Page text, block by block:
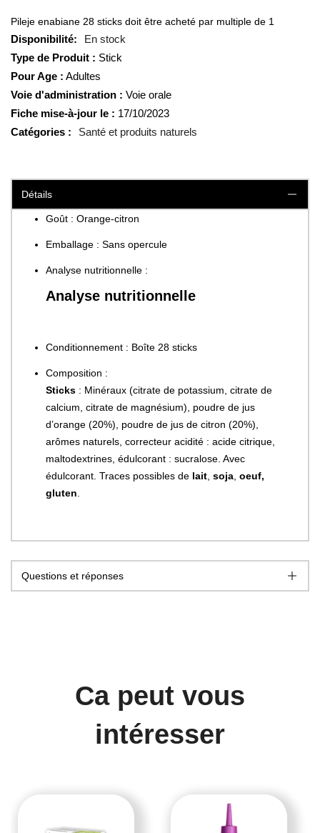
Pileje enabiane 28 sticks doit être acheté par multiple de 1
En stock
Type de Produit : Stick
Pour Age : Adultes
Voie d'administration : Voie orale
Fiche mise-à-jour le : 17/10/2023
Catégories :
Santé et produits naturels
Détails
Goût : Orange-citron
Emballage : Sans opercule
Analyse nutritionnelle :
Analyse nutritionnelle
Conditionnement : Boîte 28 sticks
Composition :
Sticks : Minéraux (citrate de potassium, citrate de
calcium, citrate de magnésium), poudre de jus
d’orange (20%), poudre de jus de citron (20%),
arômes naturels, correcteur acidité : acide citrique,
maltodextrines, édulcorant : sucralose. Avec
édulcorant. Traces possibles de lait soja oeuf,
gluten
Questions et réponses
Ca peut vous
intéresser